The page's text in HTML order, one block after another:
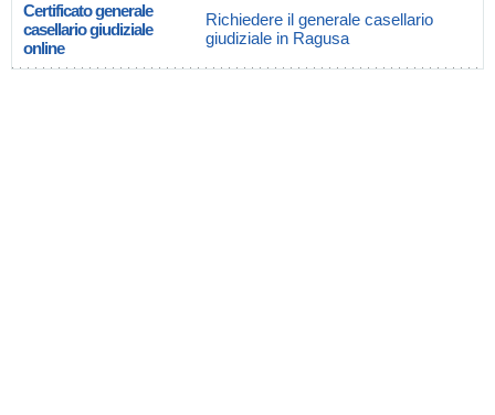
Certificato generale
casellario giudiziale
online
Richiedere il generale casellario
giudiziale in Ragusa